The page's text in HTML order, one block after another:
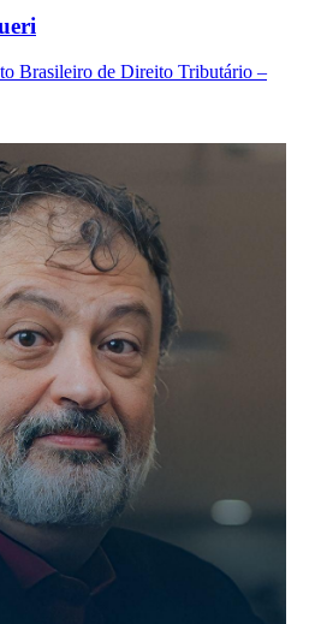
Brasileiro de Direito Tributário –